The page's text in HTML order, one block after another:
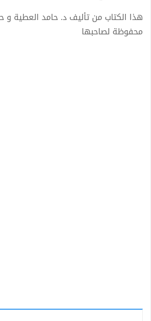
هذا الكتاب من تأليف د. حامد العطية و
محفوظة لصاحبها